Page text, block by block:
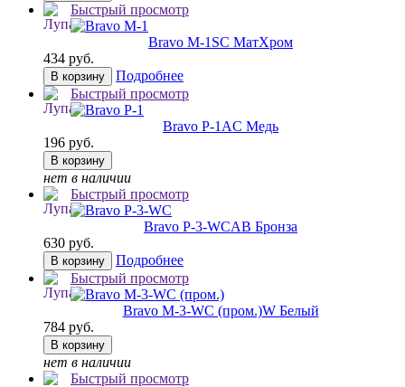
Быстрый просмотр
Bravo M-1 SC МатХром
434 руб.
В корзину
Подробнее
Быстрый просмотр
Bravo P-1 AC Медь
196 руб.
В корзину
нет в наличии
Быстрый просмотр
Bravo P-3-WCAB Бронза
630 руб.
В корзину
Подробнее
Быстрый просмотр
Bravo M-3-WC (пром.)W Белый
784 руб.
В корзину
нет в наличии
Быстрый просмотр